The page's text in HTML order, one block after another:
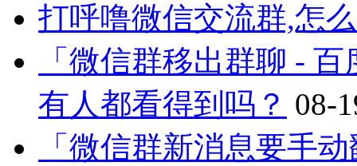
打呼噜微信交流群,怎
「微信群移出群聊 -
有人都看得到吗？ 08-
「微信群新消息要手